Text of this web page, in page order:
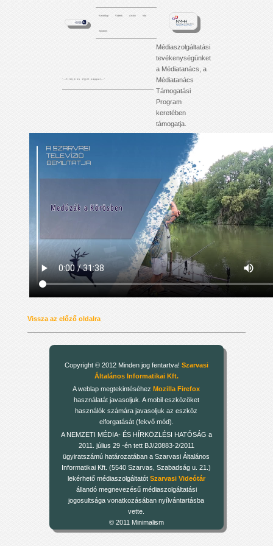
Kezdőlap Videók Archív Info
Tartalom
'. . . f i l m j e i n k é j j e l - n a p p a l . . .'
Médiaszolgáltatási
tevékenységünket
a Médiatanács, a
Médiatanács
Támogatási
Program
keretében
támogatja.
Vissza az előző oldalra
Copyright © 2012 Minden jog fentartva! Szarvasi
Általános Informatikai Kft.
A weblap megtekintéséhezMozilla Firefox
használatát javasoljuk. A mobil eszközöket
használók számára javasoljuk az eszköz
elforgatását (fekvő mód).
A NEMZETI MÉDIA- ÉS HÍRKÖZLÉSI HATÓSÁG a
2011. július 29 -én tett BJ/20883-2/2011
ügyiratszámú határozatában a Szarvasi Általános
Informatikai Kft. (5540 Szarvas, Szabadság u. 21.)
lekérhető médiaszolgáltatót Szarvasi Videótár
állandó megnevezésű médiaszolgáltatási
jogosultsága vonatkozásában nyílvántartásba
vette.
© 2011 Minimalism